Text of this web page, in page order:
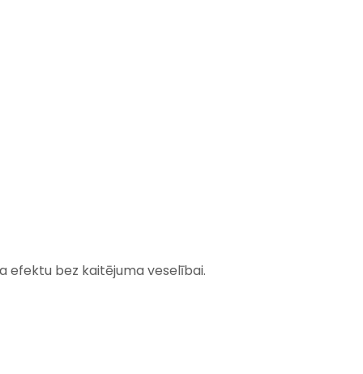
efektu bez kaitējuma veselībai.